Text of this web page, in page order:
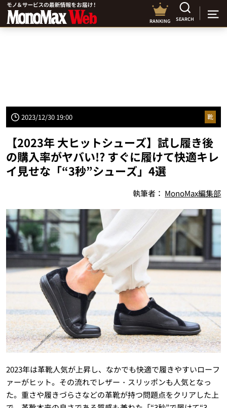
RANKING SEARCH
2023/12/30 19:00 靴
【2023年 大ヒットシューズ】試し履き後
の購入率がヤバい!? すぐに履けて快適キレ
イ見せな「“3秒”シューズ」4選
執筆者： MonoMax編集部
2023年は革靴人気が上昇し、なかでも快適で履きやすいローフ
ァーがヒット。その流れでレザー・スリッポンも人気となっ
た。重さや履きづらさなどの革靴が持つ問題点をクリアした上